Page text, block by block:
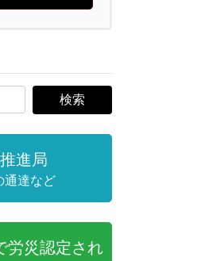
進局
通達など
労災認定され